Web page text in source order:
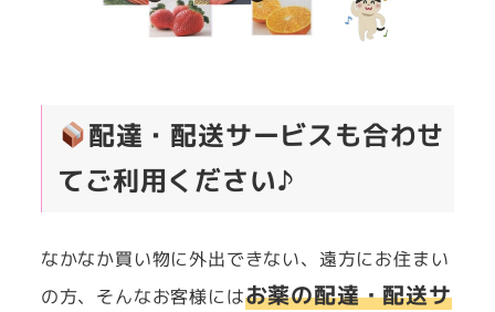
配達・配送サービスも合わせ
てご利用ください♪
なかなか買い物に外出できない、遠方にお住まい
の方、そんなお客様にはお薬の配達・配送サ